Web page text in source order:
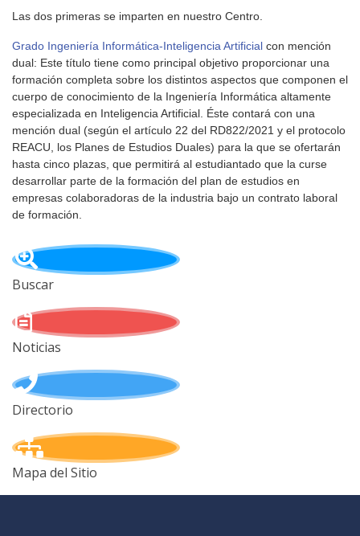
Las dos primeras se imparten en nuestro Centro.
Grado Ingeniería Informática-Inteligencia Artificial con mención
dual: Este título tiene como principal objetivo proporcionar una
formación completa sobre los distintos aspectos que componen el
cuerpo de conocimiento de la Ingeniería Informática altamente
especializada en Inteligencia Artificial. Éste contará con una
mención dual (según el artículo 22 del RD822/2021 y el protocolo
REACU, los Planes de Estudios Duales) para la que se ofertarán
hasta cinco plazas, que permitirá al estudiantado que la curse
desarrollar parte de la formación del plan de estudios en
empresas colaboradoras de la industria bajo un contrato laboral
de formación.
Buscar
Noticias
Directorio
Mapa del Sitio